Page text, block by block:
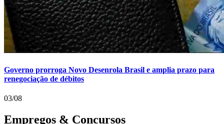
Governo prorroga Novo Desenrola Brasil e amplia prazo para
renegociação de débitos
03/08
Empregos & Concursos